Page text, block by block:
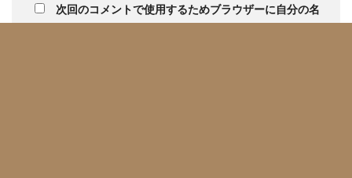
次回のコメントで使用するためブラウザーに自分の名